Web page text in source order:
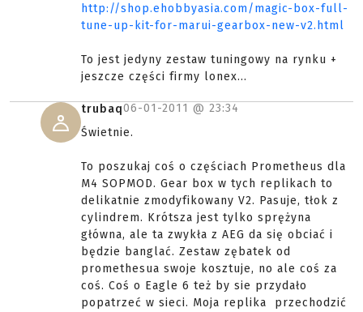
http://shop.ehobbyasia.com/magic-box-full-
tune-up-kit-for-marui-gearbox-new-v2.html
To jest jedyny zestaw tuningowy na rynku +
jeszcze części firmy lonex...
trubaq06-01-2011 @ 23:34
Świetnie.
To poszukaj coś o częściach Prometheus dla
M4 SOPMOD. Gear box w tych replikach to
delikatnie zmodyfikowany V2. Pasuje, tłok z
cylindrem. Krótsza jest tylko sprężyna
główna, ale ta zwykła z AEG da się obciać i
będzie banglać. Zestaw zębatek od
promethesua swoje kosztuje, no ale coś za
coś. Coś o Eagle 6 też by sie przydało
popatrzeć w sieci. Moja replika przechodzić